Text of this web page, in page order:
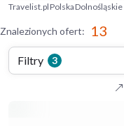
Travelist.plPolskaDolnośląskie
Znalezionych ofert: 13
Filtry 3